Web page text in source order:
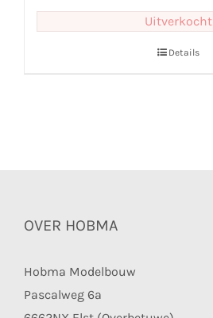
Uitverkocht
Details
OVER HOBMA
Hobma Modelbouw
Pascalweg 6a